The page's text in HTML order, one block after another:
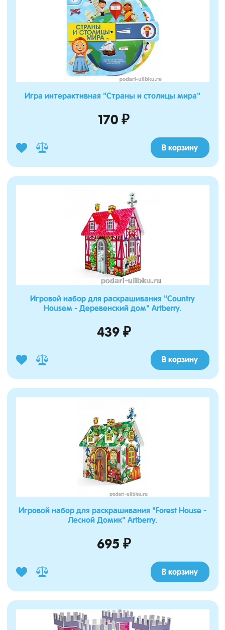
Игра интерактивная "Страны и столицы мира"
170 ₽
В корзину
Игровой набор для раскрашивания "Country
Houseм - Деревенский дом" Artberry.
439 ₽
В корзину
Игровой набор для раскрашивания "Forest House -
Лесной Домик" Artberry.
695 ₽
В корзину